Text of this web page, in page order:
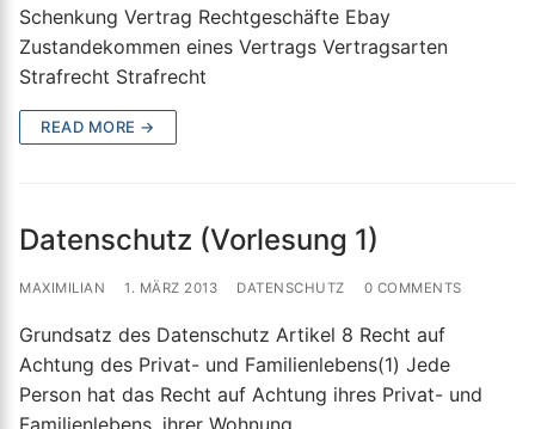
Schenkung Vertrag Rechtgeschäfte Ebay
Zustandekommen eines Vertrags Vertragsarten
Strafrecht Strafrecht
READ MORE →
Datenschutz (Vorlesung 1)
MAXIMILIAN 1. MÄRZ 2013 DATENSCHUTZ 0 COMMENTS
Grundsatz des Datenschutz Artikel 8 Recht auf
Achtung des Privat- und Familienlebens(1) Jede
Person hat das Recht auf Achtung ihres Privat- und
Familienlebens, ihrer Wohnung…